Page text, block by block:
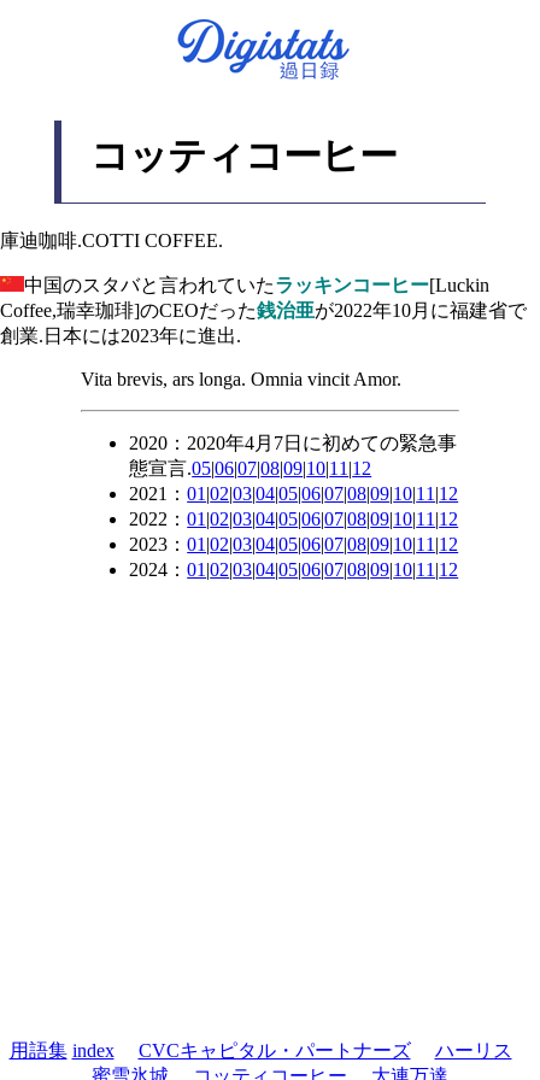
コッティコーヒー
庫迪咖啡.COTTI COFFEE.
中国のスタバと言われていたラッキンコーヒー[Luckin
Coffee,瑞幸珈琲]のCEOだった銭治亜が2022年10月に福建省で
創業.日本には2023年に進出.
Vita brevis, ars longa. Omnia vincit Amor.
2020：2020年4月7日に初めての緊急事
態宣言.05|06|07|08|09|10|11|12
2021：01|02|03|04|05|06|07|08|09|10|11|12
2022：01|02|03|04|05|06|07|08|09|10|11|12
2023：01|02|03|04|05|06|07|08|09|10|11|12
2024：01|02|03|04|05|06|07|08|09|10|11|12
用語集 index CVCキャピタル・パートナーズ
ハーリス
蜜雪氷城
コッティコーヒー 大連万達